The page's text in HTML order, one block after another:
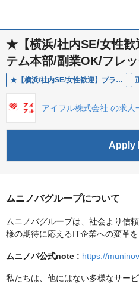
★【横浜/社内SE/女性歓
テム本部/副業OK/フレ
★【横浜/社内SE/女性歓迎】プライム上場/システム本部/副業OK/フレックス
アイフル株式会社 の求人
Apply
ムニノバグループについて
ムニノバグループは、社会より信
様の期待に応えるIT企業への変革
ムニノバ公式note : https://
私たちは、他にはない多様なサー